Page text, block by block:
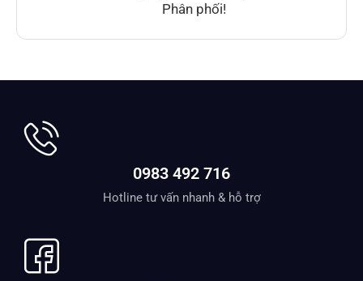
Phân phối!
0983 492 716
Hotline tư vấn nhanh & hỗ trợ